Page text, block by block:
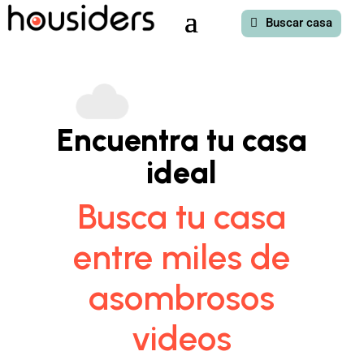
Buscar casa
Encuentra tu casa
ideal
Busca tu casa
entre miles de
asombrosos
videos